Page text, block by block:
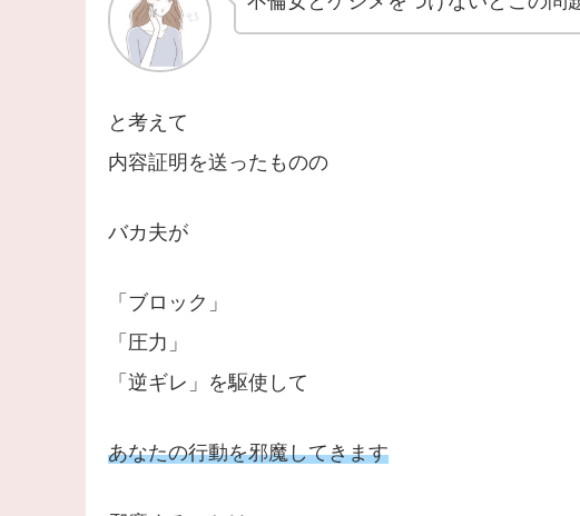
と考えて
内容証明を送ったものの
バカ夫が
「ブロック」
「圧力」
「逆ギレ」を駆使して
あなたの行動を邪魔してきます